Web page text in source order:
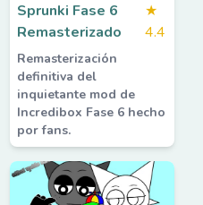
Sprunki Fase 6
Remasterizado
★
4.4
Remasterización
definitiva del
inquietante mod de
Incredibox Fase 6 hecho
por fans.